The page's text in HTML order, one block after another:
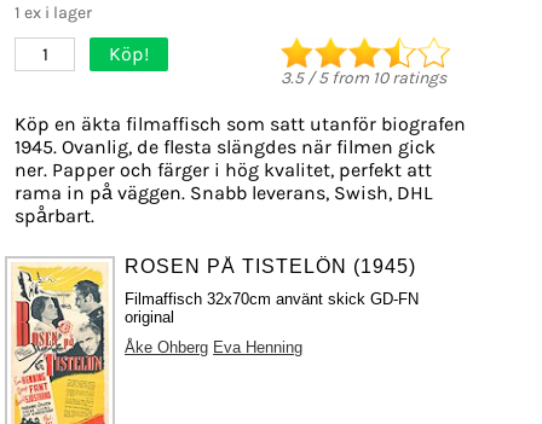
1 ex i lager
1 Köp!
3.5/5from 10ratings
Köp en äkta filmaffisch som satt utanför biografen
1945. Ovanlig, de flesta slängdes när filmen gick
ner. Papper och färger i hög kvalitet, perfekt att
rama in på väggen. Snabb leverans, Swish, DHL
spårbart.
ROSEN PÅ TISTELÖN (1945)
Filmaffisch 32x70cm använt skick GD-FN
original
Åke Ohberg Eva Henning